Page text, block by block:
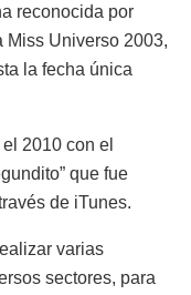
reconocida por
Miss Universo 2003,
la fecha única
2010 con el
que fue
de iTunes.
varias
sectores, para